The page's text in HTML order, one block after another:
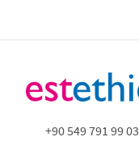
+90 549 791 99 03